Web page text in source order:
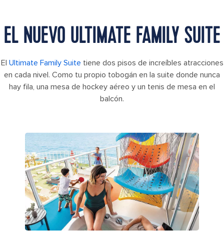
EL NUEVO ULTIMATE FAMILY SUITE
El Ultimate Family Suite tiene dos pisos de increíbles atracciones
en cada nivel. Como tu propio tobogán en la suite donde nunca
hay fila, una mesa de hockey aéreo y un tenis de mesa en el
balcón.